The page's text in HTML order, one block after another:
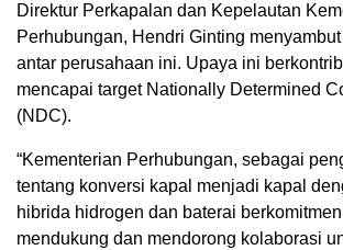
Direktur Perkapalan dan Kepelautan
Perhubungan, Hendri Ginting
antar perusahaan ini. Upaya ini
mencapai target Nationally Determined
(NDC).
“Kementerian Perhubungan, sebagai
tentang konversi kapal menjadi kapal
hibrida hidrogen dan baterai
mendukung dan mendorong kolaborasi